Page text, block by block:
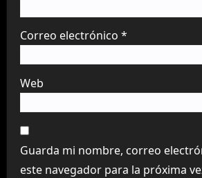
Correo electrónico *
Web
Guarda mi nombre, correo
este navegador para la próxima